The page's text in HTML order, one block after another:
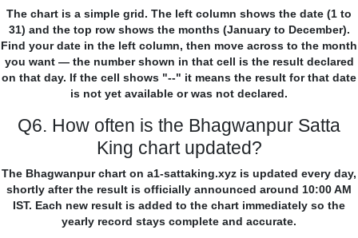
The chart is a simple grid. The left column shows the date (1 to
31) and the top row shows the months (January to December).
Find your date in the left column, then move across to the month
you want — the number shown in that cell is the result declared
on that day. If the cell shows "--" it means the result for that date
is not yet available or was not declared.
Q6. How often is the Bhagwanpur Satta
King chart updated?
The Bhagwanpur chart on a1-sattaking.xyz is updated every day,
shortly after the result is officially announced around 10:00 AM
IST. Each new result is added to the chart immediately so the
yearly record stays complete and accurate.